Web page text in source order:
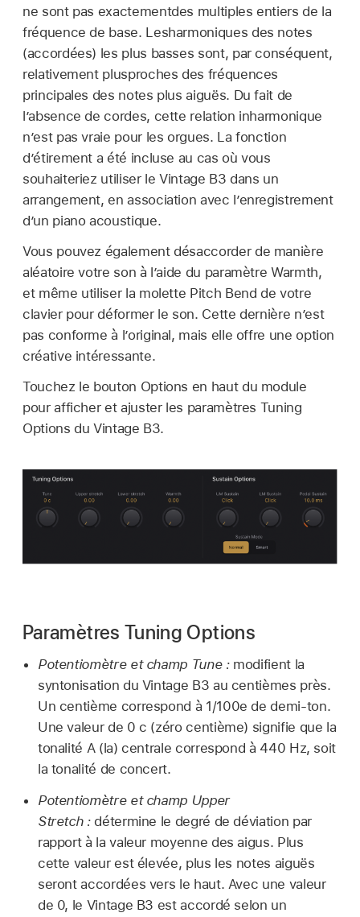
ne sont pas exactementdes multiples entiers de la
fréquence de base. Lesharmoniques des notes
(accordées) les plus basses sont, par conséquent,
relativement plusproches des fréquences
principales des notes plus aiguës. Du fait de
l’absence de cordes, cette relation inharmonique
n’est pas vraie pour les orgues. La fonction
d’étirement a été incluse au cas où vous
souhaiteriez utiliser le Vintage B3 dans un
arrangement, en association avec l’enregistrement
d’un piano acoustique.
Vous pouvez également désaccorder de manière
aléatoire votre son à l’aide du paramètre Warmth,
et même utiliser la molette Pitch Bend de votre
clavier pour déformer le son. Cette dernière n’est
pas conforme à l’original, mais elle offre une option
créative intéressante.
Touchez le bouton Options en haut du module
pour afficher et ajuster les paramètres Tuning
Options du Vintage B3.
Paramètres Tuning Options
Potentiomètre et champ Tune :modifient la
syntonisation du Vintage B3 au centièmes près.
Un centième correspond à 1/100e de demi-ton.
Une valeur de 0 c (zéro centième) signifie que la
tonalité A (la) centrale correspond à 440 Hz, soit
la tonalité de concert.
Potentiomètre et champ Upper
Stretch :détermine le degré de déviation par
rapport à la valeur moyenne des aigus. Plus
cette valeur est élevée, plus les notes aiguës
seront accordées vers le haut. Avec une valeur
de 0, le Vintage B3 est accordé selon un